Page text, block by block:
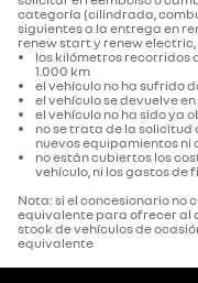
categoría (cilindrada,
siguientes a la entrega en
renew start y renew
los kilómetros recorridos
1.000 km
el vehículo no ha sufrido
el vehículo se devuelve
el vehículo no ha sido ya
no se trata de la solicitud
nuevos equipamientos ni
no están cubiertos los
vehículo, ni los gastos de
Nota: si el concesionario no
equivalente para ofrecer al
stock de vehículos de
equivalente